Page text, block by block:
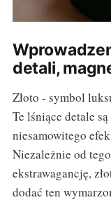
detali,
Złoto - symbol
Te lśniące detale
niesamowitego
Niezależnie od
ekstrawagancję,
dodać ten